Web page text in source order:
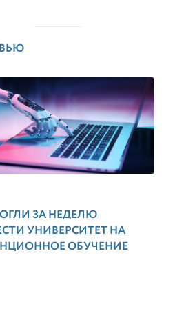
ЗА НЕДЕЛЮ
УНИВЕРСИТЕТ НА
ОБУЧЕНИЕ